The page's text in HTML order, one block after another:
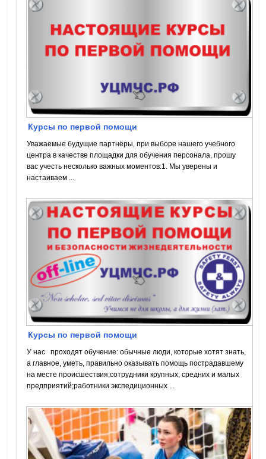
Курсы по первой помощи
Уважаемые будущие партнёры, при выборе нашего учебного
центра в качестве площадки для обучения персонала, прошу
вас учесть несколько важных моментов:1. Мы уверены и
настаиваем ...
Курсы по первой помощи
У нас проходят обучение: обычные люди, которые хотят знать,
а главное, уметь, правильно оказывать помощь пострадавшему
на месте происшествия;сотрудники крупных, средних и малых
предприятий;работники экспедиционных ...